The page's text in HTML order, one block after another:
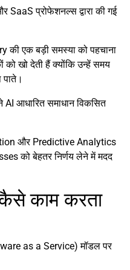
प्रोफेशनल्स द्वारा की गई
एक बड़ी समस्या को पहचाना
को खो देती हैं क्योंकि उन्हें समय
AI आधारित समाधान विकसित
और Predictive Analytics
को बेहतर निर्णय लेने में मदद
काम करता
as a Service) मॉडल पर